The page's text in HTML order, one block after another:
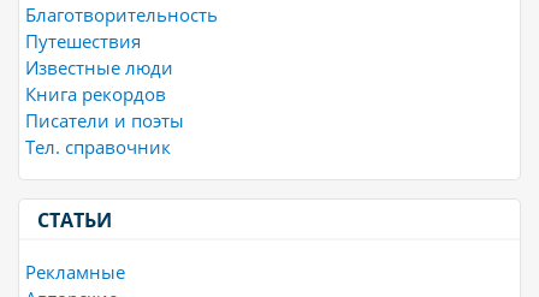
Благотворительность
Путешествия
Известные люди
Книга рекордов
Писатели и поэты
Тел. справочник
СТАТЬИ
Рекламные